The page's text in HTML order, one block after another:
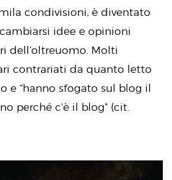
condivisioni, è diventato
idee e opinioni
dell’oltreuomo. Molti
contrariati da quanto letto
e “hanno sfogato sul blog il
perché c’è il blog” (cit.